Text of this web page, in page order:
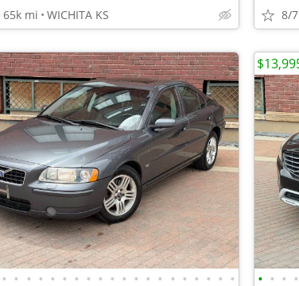
65k mi WICHITA KS 8/7
• • • • • • • • • • • • • • • • • • • • • • • •